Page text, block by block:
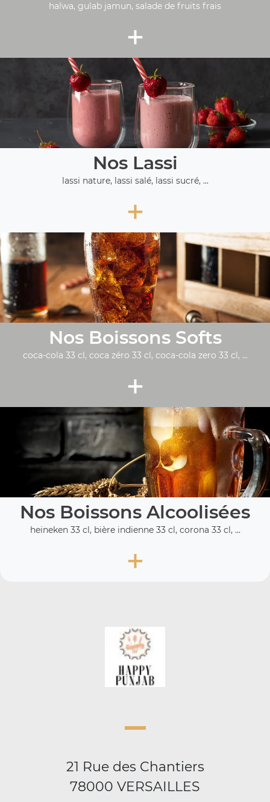
halwa, gulab jamun, salade de fruits frais
+
Nos Lassi
lassi nature, lassi salé, lassi sucré, ...
+
Nos Boissons Softs
coca-cola 33 cl, coca zéro 33 cl, coca-cola zero 33 cl, ...
+
Nos Boissons Alcoolisées
heineken 33 cl, bière indienne 33 cl, corona 33 cl, ...
+
21 Rue des Chantiers
78000 VERSAILLES